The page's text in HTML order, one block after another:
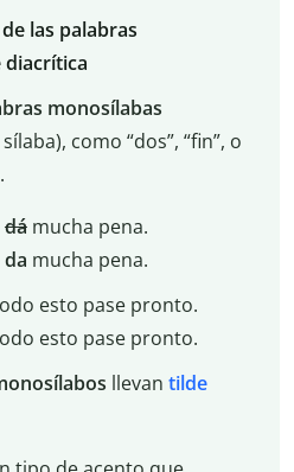
las palabras
diacrítica
monosílabas
como “dos”, “fin”, o
.
dámucha pena.
da mucha pena.
esto pase pronto.
esto pase pronto.
llevan tilde